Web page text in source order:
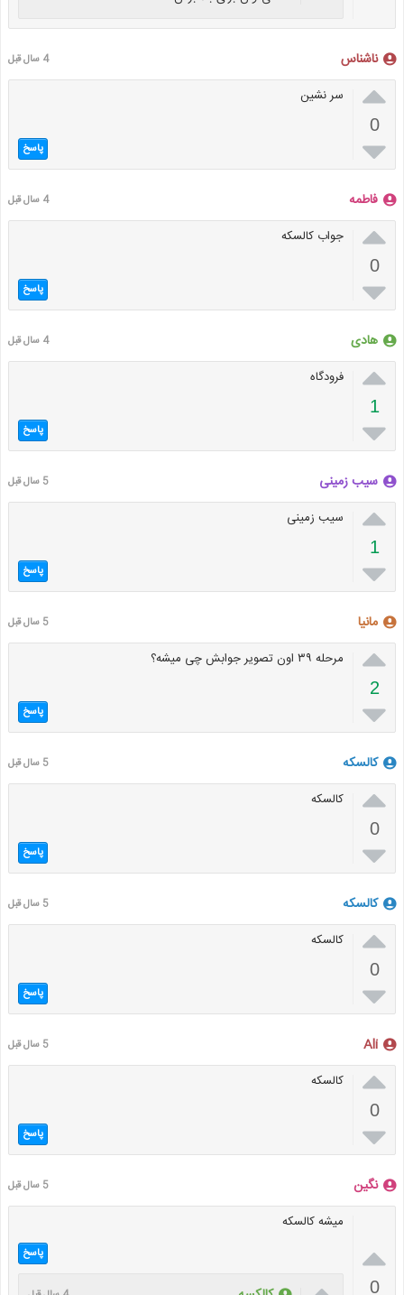
ناشناس 4 سال قبل

0

سر نشین
پاسخ
فاطمه 4 سال قبل

0

جواب کالسکه
پاسخ
هادی 4 سال قبل

1

فرودگاه
پاسخ
سیب زمینی 5 سال قبل

1

سیب زمینی
پاسخ
مانیا 5 سال قبل

2

مرحله ۳۹ اون تصویر جوابش چی میشه؟
پاسخ
کالسکه 5 سال قبل

0

کالسکه
پاسخ
کالسکه 5 سال قبل

0

کالسکه
پاسخ
Ali 5 سال قبل

0

کالسکه
پاسخ
نگین 5 سال قبل

0
میشه کالسکه
پاسخ